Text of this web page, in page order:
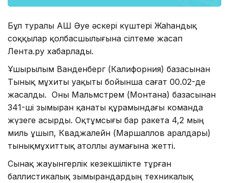
Бұл туралы АҚШ Әуе әскері күштері Жаһандық
соққылар қолбасшылығына сілтеме жасап
Лента.ру хабарлады.
Ұшырылым Ванденберг (Калифорния) базасынан
Тынық мұхиты уақыты бойынша сағат 00.02-де
жасалды. Оны Мальмстрем (Монтана) базасынан
341-ші зымыран қанаты құрамындағы команда
жүзеге асырды. Оқтұмсығы бар ракета 4,2 мың
миль ұшып, Кваджалейн (Маршаллов аралдары)
тынықмұхиттық атоллы аумағына жетті.
Сынақ жауынгерлік кезекшілікте тұрған
баллистикалық зымырандардың техникалық